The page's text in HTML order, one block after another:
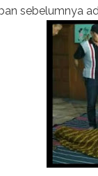
sebelumnya